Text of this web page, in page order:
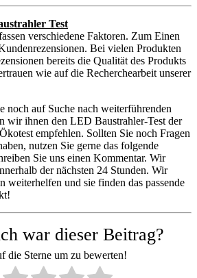
Test
verschiedene Faktoren. Zum Einen
Bei vielen Produkten
bereits die Qualität des Produkts
wie auf die Recherchearbeit unserer
noch auf Suche nach weiterführenden
wir ihnen den LED Baustrahler-Test der
empfehlen. Sollten Sie noch Fragen
nutzen Sie gerne das folgende
Sie uns einen Kommentar. Wir
der nächsten 24 Stunden. Wir
weiterhelfen und sie finden das passende
war dieser Beitrag?
die Sterne um zu bewerten!